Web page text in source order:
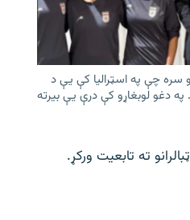
سره چې په اسټرالیا کې يې د
دغو لوبغاړو کې درې يې بیرته
ته تابعیت ورکړ.